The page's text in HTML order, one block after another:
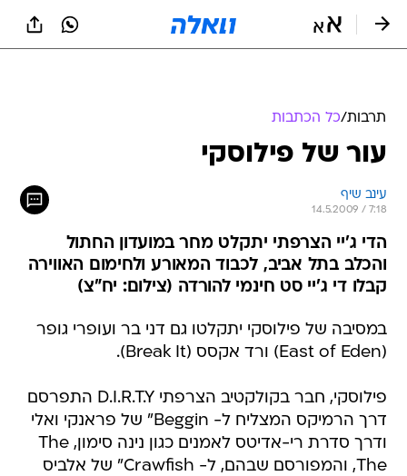
תרבות/כל הכתבות
עור של פילוסקי
עינב שיף
14.5.2009 / 7:18
הדי ג'יי הצרפתי יתקלט מחר במועדון החתול
והכלב בתל אביב, לכבוד המאורע ולחימום האווירה
קבלו די ג'יי סט חינמי להורדה (צילום: יח"צ)
במסיבה של פילוסקי יתקלטו גם דני בר ועופרי גופר
(East of Eden) ורד אקסס (Break It).
פילוסקי, חבר בקולקטיב הצרפתי D.I.R.T.Y התפרסם
דרך הרמיקס המצליח ל- Beggin" של פראנקי ואלי
ודרך סדרת רי-אדיטס לאמנים כגון נינה סימון, The
The, והמפורסם שבהם, ל- Crawfish" של אלביס